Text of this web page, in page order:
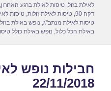
לאילת בזול,טיסות לאילת ברגע האחרון
דקה 90
,טיסות לאילת זולות,טיסות
טיסות לאילת מנתב"ג, נופש באילת בזול
באילת הכל כלול, נופש באילת כולל
חבילות נופש
22/11/2018